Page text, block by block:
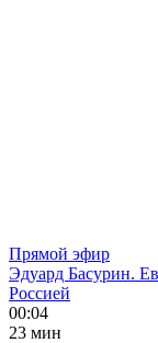
Прямой эфир
Эдуард Басурин.
Россией
00:04
23 мин